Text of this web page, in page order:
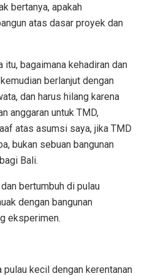
bertanya, apakah
atas dasar proyek dan
itu, bagaimana kehadiran dan
berlanjut dengan
dan harus hilang karena
anggaran untuk TMD,
atas asumsi saya, jika TMD
bukan sebuan bangunan
Bali.
bertumbuh di pulau
dengan bangunan
eksperimen.
pulau kecil dengan kerentanan